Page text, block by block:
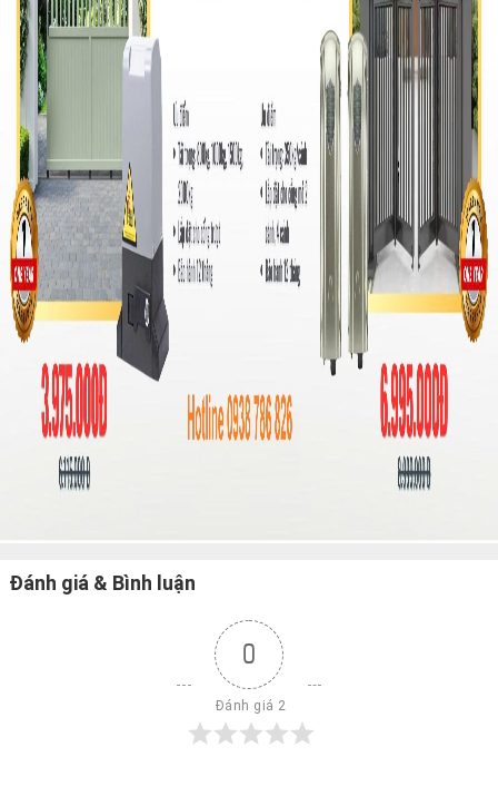
Đánh giá & Bình luận
0
Đánh giá 2